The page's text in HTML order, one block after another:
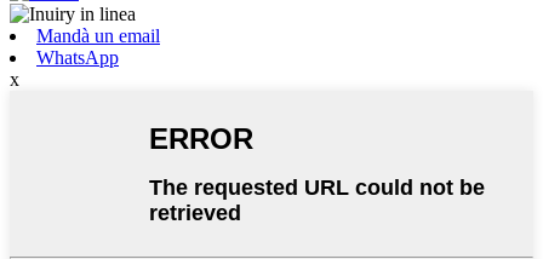
Mandà un email
WhatsApp
x